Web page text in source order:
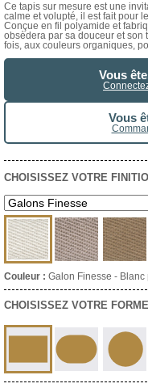
Ce tapis sur mesure est une
calme et volupté, il est fait pour
Conçue en fil polyamide et
obsèdera par sa douceur et son
fois, aux couleurs organiques,
Vous
Vous
CHOISISSEZ VOTRE
Couleur : Galon Finesse - Blanc
CHOISISSEZ VOTRE FORME